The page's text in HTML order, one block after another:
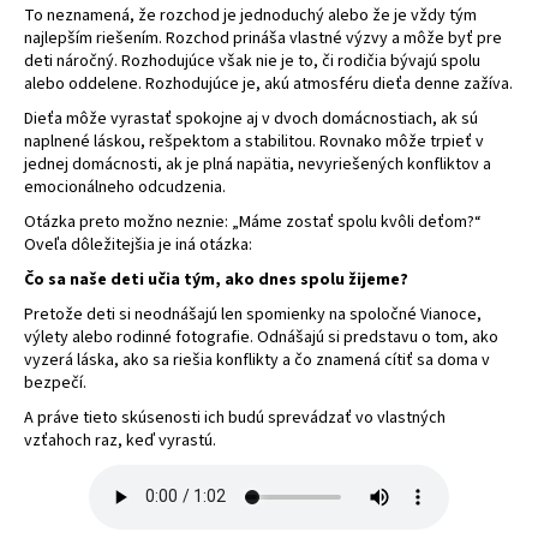
To neznamená, že rozchod je jednoduchý alebo že je vždy tým
najlepším riešením. Rozchod prináša vlastné výzvy a môže byť pre
deti náročný. Rozhodujúce však nie je to, či rodičia bývajú spolu
alebo oddelene. Rozhodujúce je, akú atmosféru dieťa denne zažíva.
Dieťa môže vyrastať spokojne aj v dvoch domácnostiach, ak sú
naplnené láskou, rešpektom a stabilitou. Rovnako môže trpieť v
jednej domácnosti, ak je plná napätia, nevyriešených konfliktov a
emocionálneho odcudzenia.
Otázka preto možno neznie: „Máme zostať spolu kvôli deťom?“
Oveľa dôležitejšia je iná otázka:
Čo sa naše deti učia tým, ako dnes spolu žijeme?
Pretože deti si neodnášajú len spomienky na spoločné Vianoce,
výlety alebo rodinné fotografie. Odnášajú si predstavu o tom, ako
vyzerá láska, ako sa riešia konflikty a čo znamená cítiť sa doma v
bezpečí.
A práve tieto skúsenosti ich budú sprevádzať vo vlastných
vzťahoch raz, keď vyrastú.